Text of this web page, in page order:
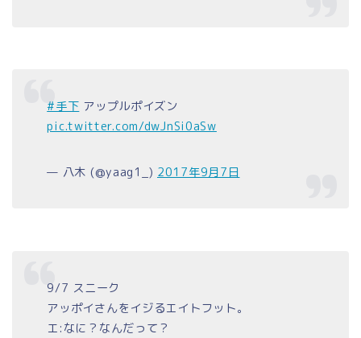
#手下 アップルポイズン
pic.twitter.com/dwJnSi0aSw
— 八木 (@yaag1_) 2017年9月7日
9/7 スニーク
アッポイさんをイジるエイトフット。
エ:なに？なんだって？